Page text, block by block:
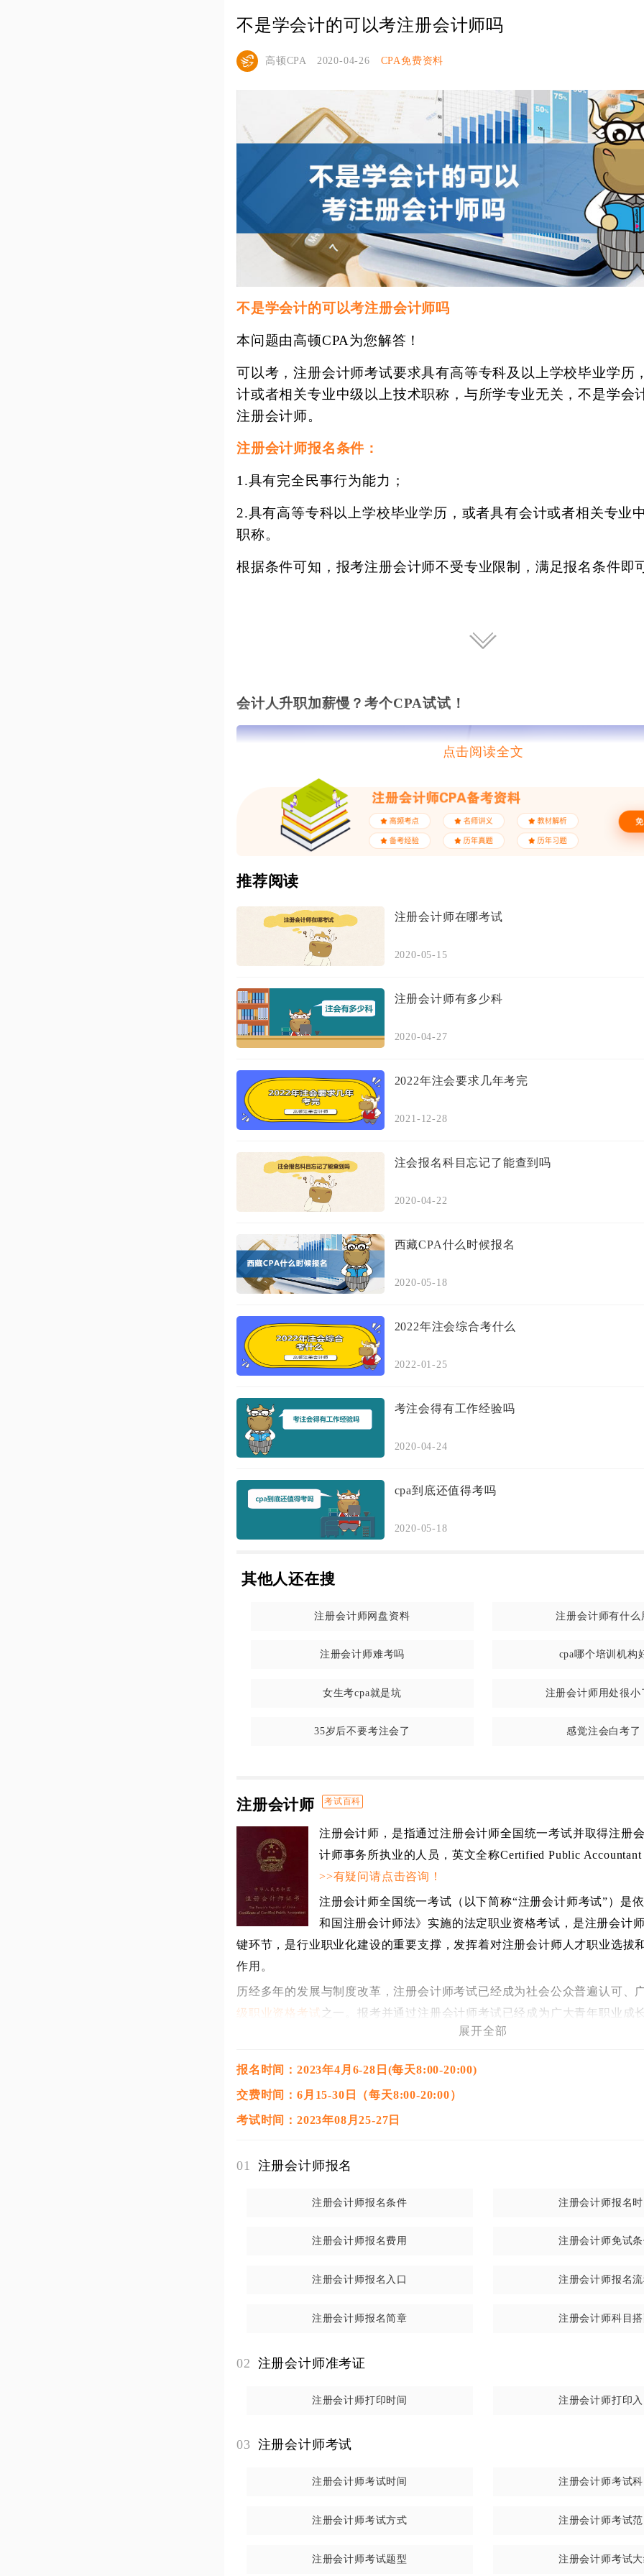
不是学会计的可以考注册会计师吗
高顿CPA 2020-04-26 CPA免费资料
不是学会计的可以考注册会计师吗
本问题由高顿CPA为您解答！
可以考，注册会计师考试要求具有高等专科及以上学校毕业学历
计或者相关专业中级以上技术职称，与所学专业无关，不是学会
注册会计师。
注册会计师报名条件：
1.具有完全民事行为能力；
2.具有高等专科以上学校毕业学历，或者具有会计或者相关专业
职称。
根据条件可知，报考注册会计师不受专业限制，满足报名条件即
会计人升职加薪慢？考个CPA试试！
注册会计师，堪称四大、投行敲门砖，财会金融界黄金职业资质
点击阅读全文
推荐阅读
注册会计师在哪考试
2020-05-15
注册会计师有多少科
2020-04-27
2022年注会要求几年考完
2021-12-28
注会报名科目忘记了能查到吗
2020-04-22
西藏CPA什么时候报名
2020-05-18
2022年注会综合考什么
2022-01-25
考注会得有工作经验吗
2020-04-24
cpa到底还值得考吗
2020-05-18
其他人还在搜
注册会计师网盘资料 注册会计师有什么
注册会计师难考吗 cpa哪个培训机构
女生考cpa就是坑 注册会计师用处很小
35岁后不要考注会了 感觉注会白考了
注册会计师 考试百科
注册会计师，是指通过注册会计师全国统一考试并取得注册
计师事务所执业的人员，英文全称Certified Public
>>有疑问请点击咨询！
注册会计师全国统一考试（以下简称“注册会计师考试”）是
和国注册会计师法》实施的法定职业资格考试，是注册会计
键环节，是行业职业化建设的重要支撑，发挥着对注册会计师人才职业选拔
作用。
历经多年的发展与制度改革，注册会计师考试已经成为社会公众普遍认可、
级职业资格考试 之一。报考并通过注册会计师考试已经成为广大青年职业成
合阶段考试，考生全部通过专业阶段6科考试后，才能报名参加综合阶段。
知识、是否掌握基本的职业技能和职业道德规范。考试科目：会计、审计、
公司战略与风险管理、财务成本管理。
科知识，坚守职业价值观、遵循职业道德、坚持职业态度，有效解决实务问
展开全部
报名时间：2023年4月6-28日(每天8:00-20:00)
交费时间：6月15-30日（每天8:00-20:00）
考试时间：2023年08月25-27日
01 注册会计师报名
注册会计师报名条件 注册会计师报名
注册会计师报名费用 注册会计师免试
注册会计师报名入口 注册会计师报名
注册会计师报名简章 注册会计师科目
02 注册会计师准考证
注册会计师打印时间 注册会计师打印
03 注册会计师考试
注册会计师考试时间 注册会计师考试
注册会计师考试方式 注册会计师考试
注册会计师考试题型 注册会计师考试